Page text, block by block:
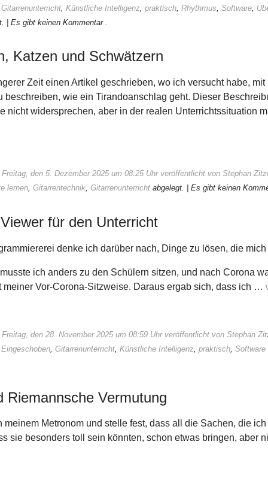
Gitarrenunterricht Künstliche Intelligenz praktisch Rhythmus Software
| Es gibt keinen Kommentar .
Katzen und Schwätzern
Zeit einen Artikel geschrieben, wo ich versucht habe, mit
beschreiben, wie ein Tirandoanschlag geht. Dieser
nicht widersprechen, aber in der realen Unterrichtssituation
den 5. Dezember 2025 um 08:25 Uhr veröffentlicht von Stephan
lernen, Gitarrentechnik, Gitarrenunterricht abgelegt. | Es gibt keinen
für den Unterricht
denke ich darüber nach, Dinge zu lösen, die
ich anders zu den Schülern sitzen, und nach Corona
meiner Vor-Corona-Sitzweise. Daraus ergab sich, dass ich …
den 28. November 2025 um 08:59 Uhr veröffentlicht von Stephan
Eingeschoben Gitarrenunterricht Künstliche Intelligenz praktisch Software
Riemannsche Vermutung
meinem Metronom und stelle fest, dass all die Sachen, die
sie besonders toll sein könnten, schon etwas bringen, aber